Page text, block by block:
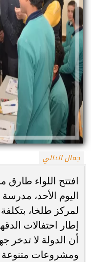
جمال الدالي
افتتح اللواء
اليوم الأحد،
إطار احتفالات
أن الدولة لا تدخر
ومشروعات